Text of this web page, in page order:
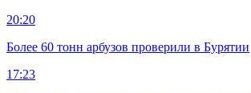
20:20
Более 60 тонн арбузов проверили в Бурятии
17:23